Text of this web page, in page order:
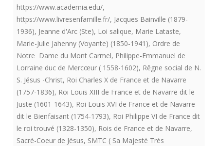
https://www.academia.edu/,
https://www.livresenfamille.fr/, Jacques Bainville (1879-
1936), Jeanne d'Arc (Ste), Loi salique, Marie Lataste,
Marie-Julie Jahenny (Voyante) (1850-1941), Ordre de
Notre Dame du Mont Carmel, Philippe-Emmanuel de
Lorraine duc de Mercœur ( 1558-1602), Rêgne social de N.
S. Jésus -Christ, Roi Charles X de France et de Navarre
(1757-1836), Roi Louis XIII de France et de Navarre dit le
Juste (1601-1643), Roi Louis XVI de France et de Navarre
dit le Bienfaisant (1754-1793), Roi Philippe VI de France dit
le roi trouvé (1328-1350), Rois de France et de Navarre,
Sacré-Coeur de Jésus, SMTC ( Sa Majesté Trés